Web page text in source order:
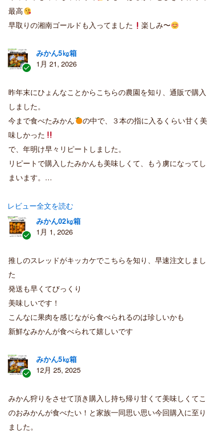
最高
早取りの湘南ゴールドも入ってました
楽しみ〜
証
済
み
購
者
みかん5㎏箱
1月 21, 2026
昨年末にひょんなことからこちらの農園を知り、通販で購入
しました。
今まで食べたみかん
の中で、３本の指に入るくらい甘く美
味しかった
で、年明け早々リピートしました。
リピートで購入したみかんも美味しくて、もう虜になってし
まいます。…
レビュー全文を読む
証
済
購
者
みかん02㎏箱
1月 1, 2026
推しのスレッドがキッカケでこちらを知り、早速注文しまし
た
発送も早くてびっくり
美味しいです！
こんなに果肉を感じながら食べられるのは珍しいかも
新鮮なみかんが食べられて嬉しいです
証
済
み
購
みかん5㎏箱
12月 25, 2025
みかん狩りをさせて頂き購入し持ち帰り甘くて美味しくてこ
のおみかんが食べたい！と家族一同思い思い今回購入に至り
ました。